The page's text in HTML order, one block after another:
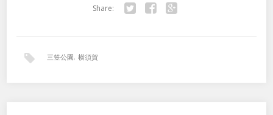
Share:
三笠公園, 横須賀